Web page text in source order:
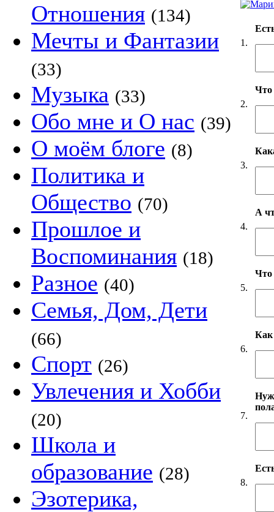
Отношения (134)
Мечты и Фантазии
(33)
Музыка (33)
Обо мне и О нас (39)
О моём блоге (8)
Политика и
Общество (70)
Прошлое и
Воспоминания (18)
Разное (40)
Семья, Дом, Дети
(66)
Спорт (26)
Увлечения и Хобби
(20)
Школа и
образование (28)
Эзотерика,
1.
2.
Что
3.
4.
А
5.
Что
6.
Как
7.
8.